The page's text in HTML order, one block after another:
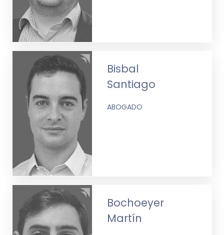
Bisbal
Santiago
ABOGADO
Bochoeyer
Martín